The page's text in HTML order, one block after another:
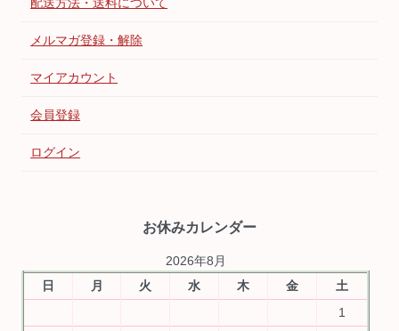
メルマガ登録・解除
マイアカウント
会員登録
ログイン
お休みカレンダー
2026年8月
日
月 火 水 木 金
土
1